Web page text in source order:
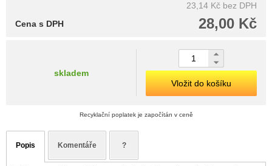
23,14 Kč bez DPH
28,00 Kč
Cena s DPH
skladem
Vložit do košíku
Recyklační poplatek je započítán v ceně
Popis Komentáře ?